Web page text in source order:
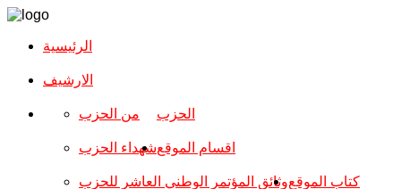
الرئيسية
الارشیف
الحزب من الحزب
شهداء الحزب
وثائق المؤتمر الوطني العاشر للحزب
اقسام الموقع
كتاب الموقع